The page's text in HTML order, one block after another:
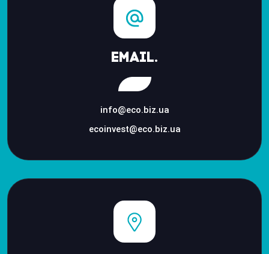
Email.
info@eco.biz.ua
ecoinvest@eco.biz.ua